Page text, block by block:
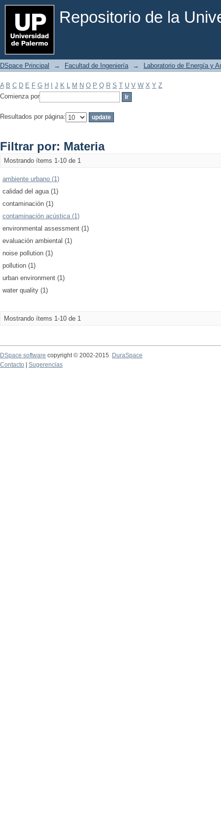
Repositorio de la
Filtrar por: Materia
DSpace Principal → Facultad de Ingeniería → Laboratorio de Energía y
A B C D E F G H J K L M N O P Q R S T U V W X Y Z
Comienza por
Resultados por página:
Filtrar por: Materia
Mostrando ítems 1-10 de 1
ambiente urbano (1)
calidad del agua (1)
contaminación (1)
contaminación acústica (1)
environmental assessment (1)
evaluación ambiental (1)
noise pollution (1)
pollution (1)
urban environment (1)
water quality (1)
Mostrando ítems 1-10 de 1
DSpace software copyright © 2002-2015
DuraSpace
Contacto
Sugerencias